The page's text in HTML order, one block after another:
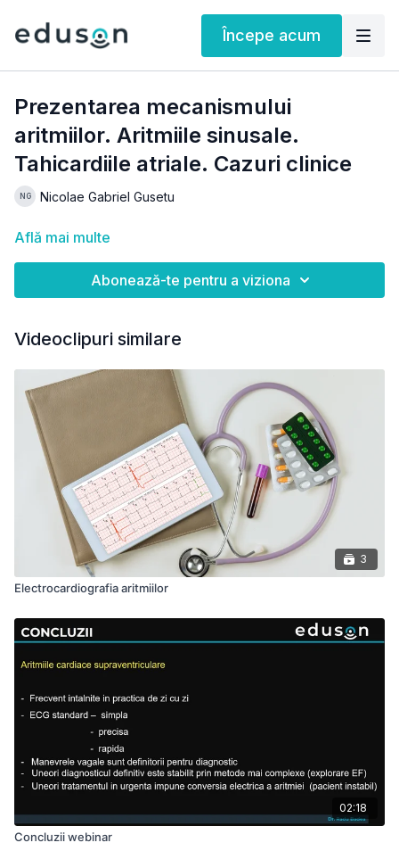
Începe acum
Prezentarea mecanismului
aritmiilor. Aritmiile sinusale.
Tahicardiile atriale. Cazuri clinice
Nicolae Gabriel Gusetu
Află mai multe
Abonează-te pentru a viziona
Videoclipuri similare
3
Electrocardiografia aritmiilor
02:18
Concluzii webinar